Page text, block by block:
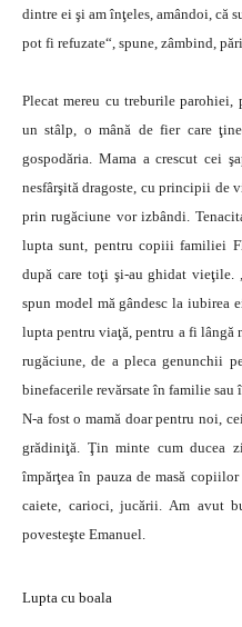
dintre ei şi am înţeles, amândoi, că
pot fi refuzate“, spune, zâmbind,
Plecat mereu cu treburile parohiei,
un stâlp, o mână de fier care
gospodăria. Mama a crescut cei
nesfârşită dragoste, cu principii de
prin rugăciune vor izbândi.
lupta sunt, pentru copiii familiei
după care toţi şi-au ghidat vieţile.
spun model mă gândesc la iubirea
lupta pentru viaţă, pentru a fi
rugăciune, de a pleca genunchii
binefacerile revărsate în familie sau
N-a fost o mamă doar pentru noi,
grădiniţă. Ţin minte cum ducea
împărţea în pauza de masă
caiete, carioci, jucării. Am avut
povesteşte Emanuel.
Lupta cu boala